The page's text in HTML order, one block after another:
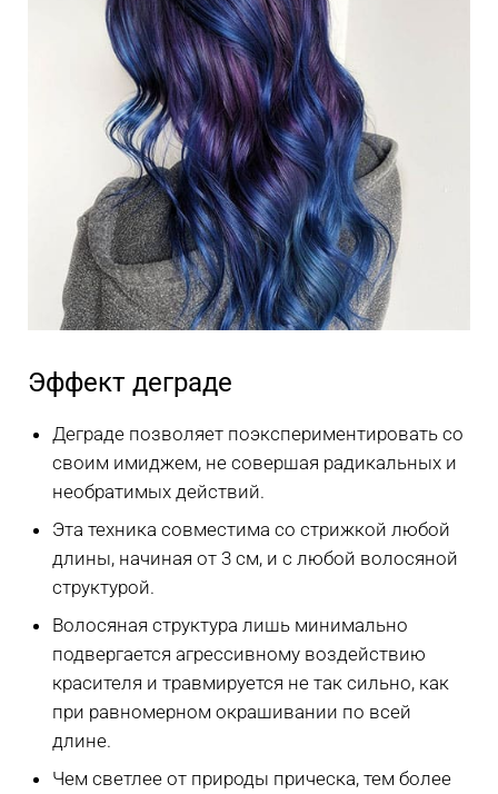
Эффект деграде
Деграде позволяет поэкспериментировать со
своим имиджем, не совершая радикальных и
необратимых действий.
Эта техника совместима со стрижкой любой
длины, начиная от 3 см, и с любой волосяной
структурой.
Волосяная структура лишь минимально
подвергается агрессивному воздействию
красителя и травмируется не так сильно, как
при равномерном окрашивании по всей
длине.
Чем светлее от природы прическа, тем более